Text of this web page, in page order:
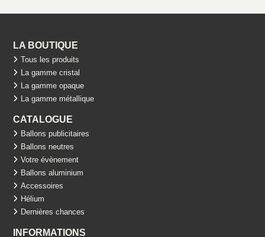
LA BOUTIQUE
Tous les produits
La gamme cristal
La gamme opaque
La gamme métallique
CATALOGUE
Ballons publicitaires
Ballons neutres
Votre évènement
Ballons aluminium
Accessoires
Hélium
Dernières chances
INFORMATIONS